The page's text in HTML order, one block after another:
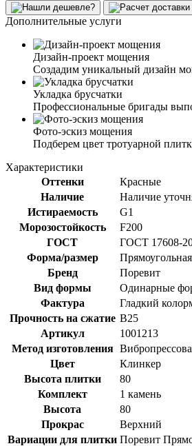
Дополнительные услуги
Дизайн-проект мощения
Создадим уникальный дизайн
Укладка брусчатки
Профессиональные бригады
Фото-эскиз мощения
Подберем цвет тротуарной
Характеристики
Оттенки
Красные
Наличие
Наличие
Истираемость
G1
Морозостойкость
F200
ГОСТ
ГОСТ 17608-
Форма/размер
Бренд
Поревит
Вид формы
Одинарные
Фактура
Гладкий
Прочность на сжатие B25
Артикул
1001213
Метод изготовления
Цвет
Клинкер
Высота плитки
80
Комплект
1 камень
Высота
80
Прокрас
Верхний
Вариации для плитки Поревит